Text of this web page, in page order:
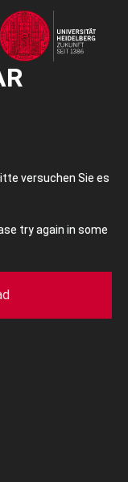
versuchen Sie es
try again in some